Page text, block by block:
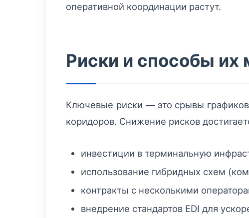
оперативной координации растут.
Риски и способы их
Ключевые риски — это срывы
коридоров. Снижение рисков
инвестиции в терминальную
использование гибридных схем
контракты с несколькими
внедрение стандартов EDI для